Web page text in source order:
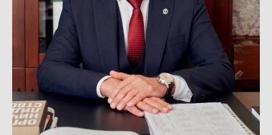
Доступ к вебинару
Дискуссия в записи
Длительность 1 час 30 мин.